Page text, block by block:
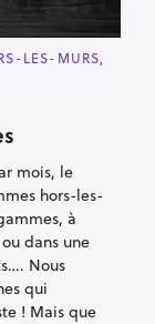
LES-MURS
mois, le
hors-les-
à
dans une
Nous
qui
! Mais que